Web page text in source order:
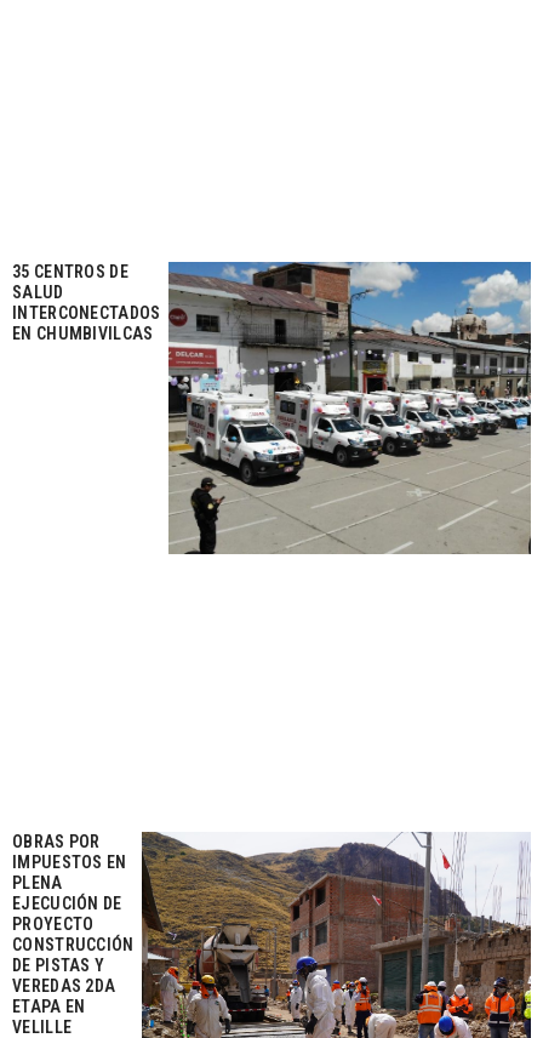
35 CENTROS DE
SALUD
INTERCONECTADOS
EN CHUMBIVILCAS
OBRAS POR
IMPUESTOS EN
PLENA
EJECUCIÓN DE
PROYECTO
CONSTRUCCIÓN
DE PISTAS Y
VEREDAS 2DA
ETAPA EN
VELILLE